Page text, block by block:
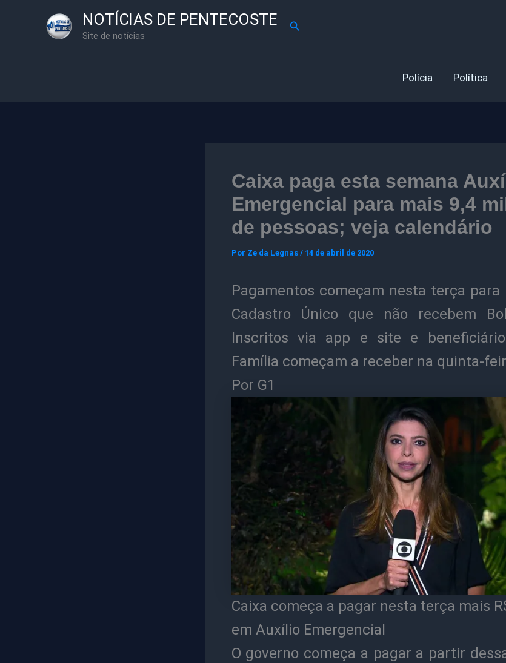
NOTÍCIAS DE PENTECOSTE
Site de notícias
Pesquisar
Polícia Política
Caixa paga esta semana
Emergencial para mais 9,4
de pessoas; veja calendário
Por Ze da Legnas / 14 de abril de 2020
Pagamentos começam nesta terça
Cadastro Único que não recebem
Inscritos via app e site e
Família começam a receber na quinta-
Por G1
Caixa começa a pagar nesta terça mais
em Auxílio Emergencial
O governo começa a pagar a partir